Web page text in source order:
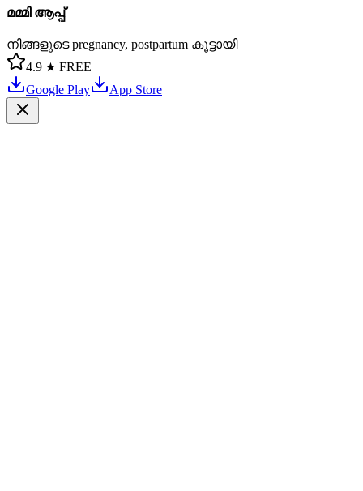
മമ്മി ആപ്പ്
നിങ്ങളുടെ pregnancy, postpartum കൂട്ടായി
4.9 ★ FREE
Google Play
App Store